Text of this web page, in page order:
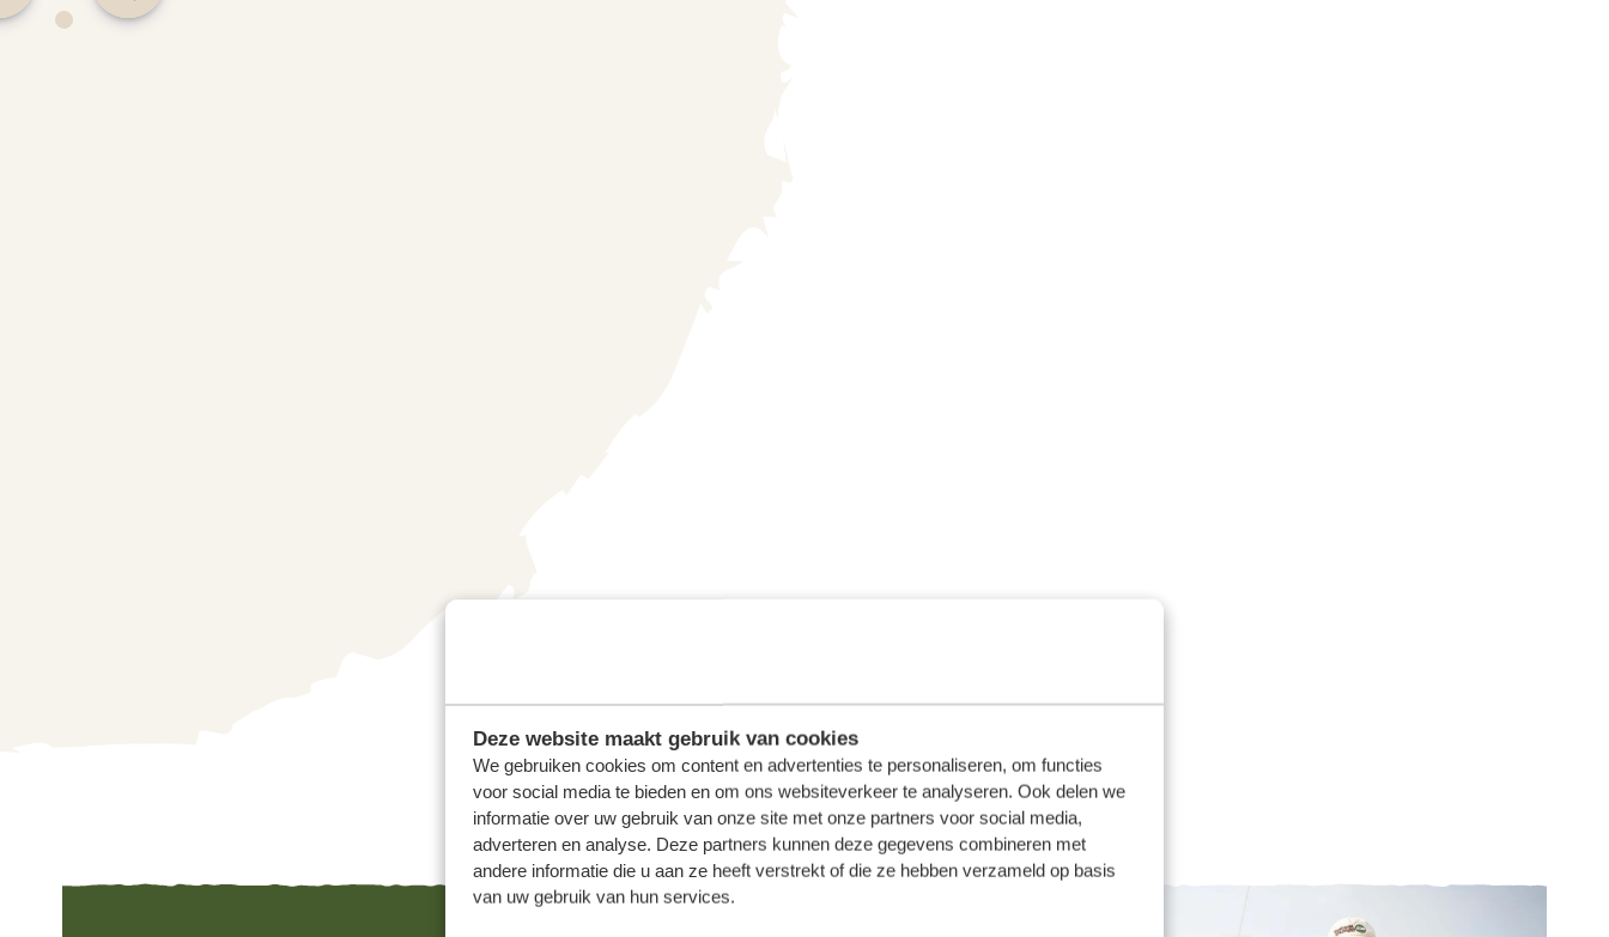
Deze website maakt gebruik van cookies
We gebruiken cookies om content en advertenties te personaliseren, om functies
voor social media te bieden en om ons websiteverkeer te analyseren. Ook delen we
informatie over uw gebruik van onze site met onze partners voor social media,
adverteren en analyse. Deze partners kunnen deze gegevens combineren met
andere informatie die u aan ze heeft verstrekt of die ze hebben verzameld op basis
van uw gebruik van hun services.